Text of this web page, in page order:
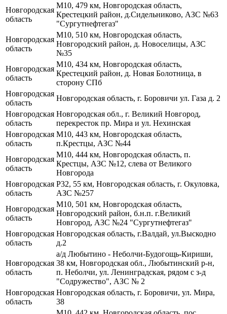
Новгородская
область
М10, 479 км, Новгородская область,
Крестецкий район, д.Сидельниково, АЗС №63
"Сургутнефтегаз"
Новгородская
область
М10, 510 км, Новгородская область,
Новгородский район, д. Новоселицы, АЗС
№35
Новгородская
область
М10, 434 км, Новгородская область,
Крестецкий район, д. Новая Болотница, в
сторону СПб
Новгородская
область
Новгородская область, г. Боровичи ул. Газа д. 2
Новгородская
область
Новгородская обл., г. Великий Новгород,
перекресток пр. Мира и ул. Нехинская
Новгородская
область
М10, 443 км, Новгородская область,
п.Крестцы, АЗС №44
Новгородская
область
М10, 444 км, Новгородская область, п.
Крестцы, АЗС №12, слева от Великого
Новгорода
Новгородская
область
Р32, 55 км, Новгородская область, г. Окуловка,
АЗС №257
Новгородская
область
М10, 501 км, Новгородская область,
Новгородский район, б.н.п. г.Великий
Новгород, АЗС №24 "Сургутнефтегаз"
Новгородская
область
Новгородская область, г.Валдай, ул.Выскодно
д.2
Новгородская
область
а/д Любытино - Неболчи-Будогощь-Кириши,
38 км, Новгородская обл., Любытинский р-н,
п. Неболчи, ул. Ленинградская, рядом с з-д
"Содружество", АЗС № 2
Новгородская
область
Новгородская область, г. Боровичи, ул. Мира,
38